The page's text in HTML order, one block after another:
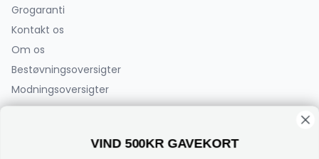
Grogaranti
Kontakt os
Om os
Bestøvningsoversigter
Modningsoversigter
VIND 500KR GAVEKORT